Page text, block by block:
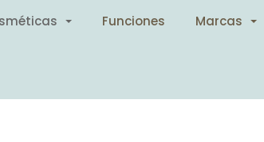
Funciones Marcas